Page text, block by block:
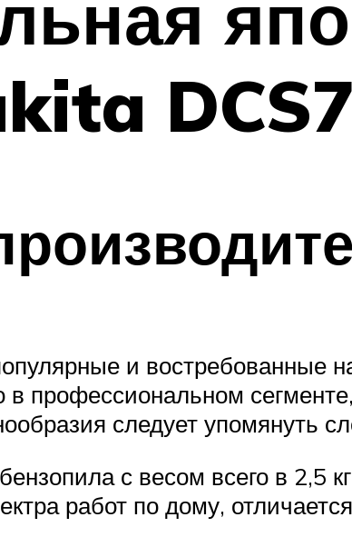
и востребованные
профессиональном
следует упомянуть
с весом всего в
работ по дому,